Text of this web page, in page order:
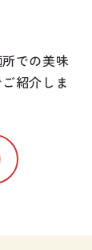
での美味
紹介しま